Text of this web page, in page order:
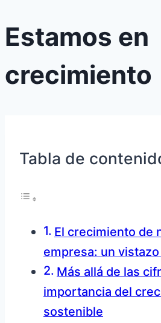
Estamos en
crecimiento
Tabla de
El crecimiento de
empresa: un
Más allá de las
importancia del
sostenible